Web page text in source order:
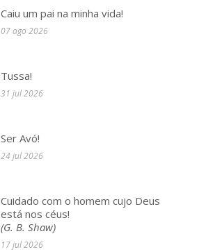
Caiu um pai na minha vida!
07 ago 2026
Tussa!
31 jul 2026
Ser Avó!
24 jul 2026
Cuidado com o homem cujo Deus
está nos céus!
(G. B. Shaw)
17 jul 2026